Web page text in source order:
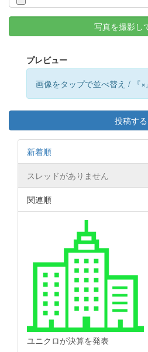
写真を撮影し
プレビュー
画像をタップで並べ替え / 『
投稿する
新着順
スレッドがありません
関連順
ユニクロが決算を発表